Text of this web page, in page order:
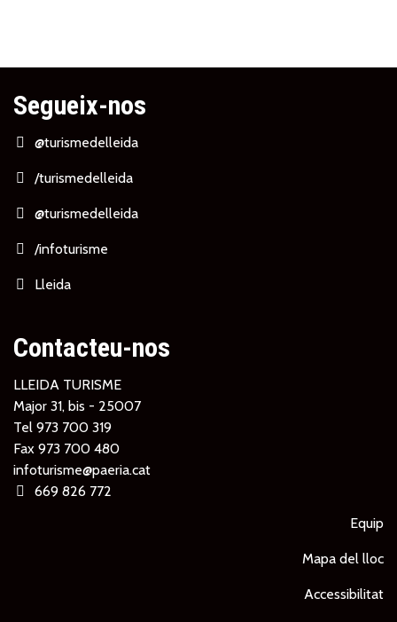
Segueix-nos
@turismedelleida
/turismedelleida
@turismedelleida
/infoturisme
Lleida
Contacteu-nos
LLEIDA TURISME
Major 31, bis - 25007
Tel 973 700 319
Fax 973 700 480
infoturisme@paeria.cat
669 826 772
Equip
Mapa del lloc
Accessibilitat